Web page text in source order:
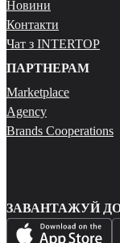
Новини
Контакти
Чат з INTERTOP
ПАРТНЕРАМ
Marketplace
Agency
Brands Cooperations
ЗАВАНТАЖУЙ